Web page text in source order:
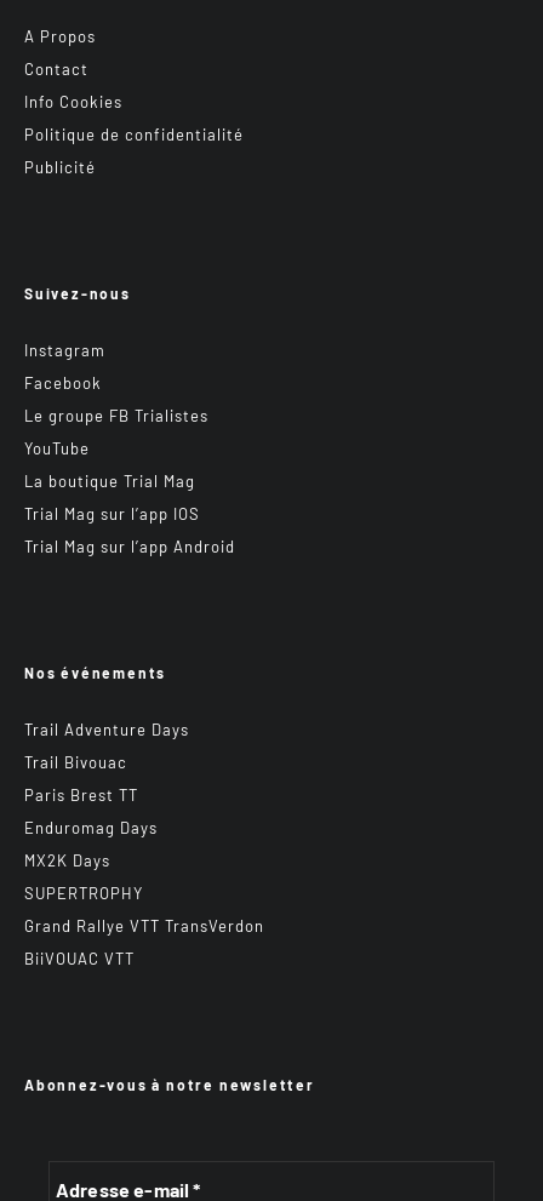
A Propos
Contact
Info Cookies
Politique de confidentialité
Publicité
Suivez-nous
Instagram
Facebook
Le groupe FB Trialistes
YouTube
La boutique Trial Mag
Trial Mag sur l’app IOS
Trial Mag sur l’app Android
Nos événements
Trail Adventure Days
Trail Bivouac
Paris Brest TT
Enduromag Days
MX2K Days
SUPERTROPHY
Grand Rallye VTT TransVerdon
BiiVOUAC VTT
Abonnez-vous à notre newsletter